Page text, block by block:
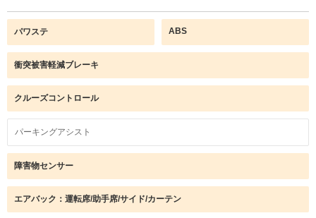
パワステ ABS
衝突被害軽減ブレーキ
クルーズコントロール
パーキングアシスト
障害物センサー
エアバック：運転席/助手席/サイド/カーテン